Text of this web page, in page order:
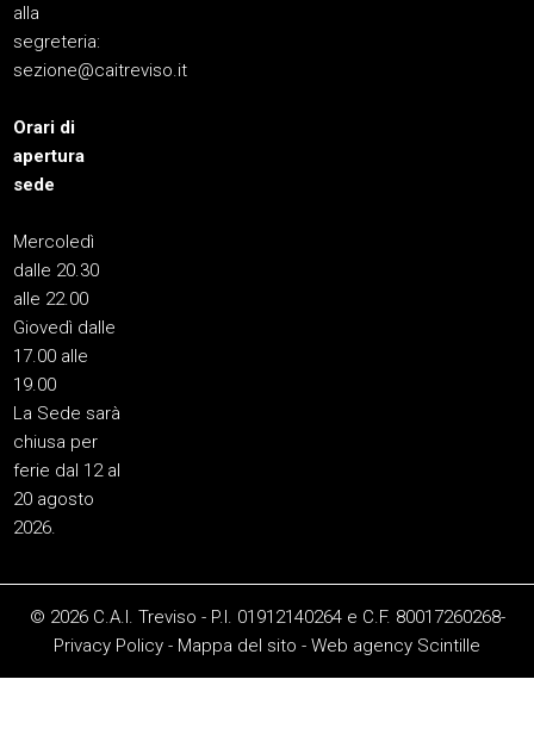
alla
segreteria:
sezione@caitreviso.it
Orari di
apertura
sede
Mercoledì
dalle 20.30
alle 22.00
Giovedì dalle
17.00 alle
19.00
La Sede sarà
chiusa per
ferie dal 12 al
20 agosto
2026.
© 2026 C.A.I. Treviso - P.I. 01912140264 e C.F. 80017260268-
Privacy Policy - Mappa del sito - Web agency Scintille